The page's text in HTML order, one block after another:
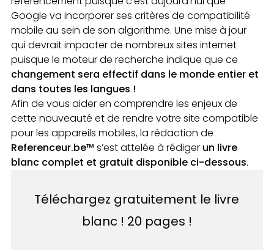
Google va incorporer ses critères de compatibilité
mobile au sein de son algorithme. Une mise à jour
qui devrait impacter de nombreux sites internet
puisque le moteur de recherche indique que ce
changement sera effectif dans le monde entier et
dans toutes les langues !
Afin de vous aider en comprendre les enjeux de
cette nouveauté et de rendre votre site compatible
pour les appareils mobiles, la rédaction de
Referenceur.be™ s’est attelée à rédiger un livre
blanc complet et gratuit disponible ci-dessous.
Téléchargez gratuitement le livre
blanc ! 20 pages !